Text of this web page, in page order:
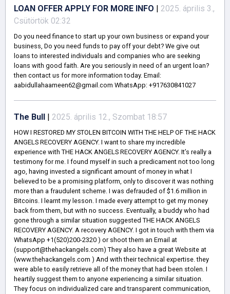
LOAN OFFER APPLY FOR MORE INFO | 2025. április 3.,
Csütörtök 02:32
Do you need finance to start up your own business or expand your
business, Do you need funds to pay off your debt? We give out
loans to interested individuals and companies who are seeking
loans with good faith. Are you seriously in need of an urgent loan?
then contact us for more information today. Email:
aabidullahaameen62@gmail.com WhatsApp: +917630841027
The Bull | 2025. április 12., Szombat 18:57
HOW I RESTORED MY STOLEN BITCOIN WITH THE HELP OF THE HACK
ANGELS RECOVERY AGENCY. I want to share my incredible
experience with THE HACK ANGELS RECOVERY AGENCY. It’s really a
testimony for me. I found myself in such a predicament not too long
ago, having invested a significant amount of money in what I
believed to be a promising platform, only to discover it was nothing
more than a fraudulent scheme. I was defrauded of $1.6 million in
Bitcoins. I learnt my lesson. I made every attempt to get my money
back from them, but with no success. Eventually, a buddy who had
gone through a similar situation suggested THE HACK ANGELS
RECOVERY AGENCY. A recovery AGENCY. I got in touch with them via
WhatsApp +1(520)200-2320 ) or shoot them an Email at
(support@thehackangels.com) They also have a great Website at
(www.thehackangels.com ) And with their technical expertise. they
were able to easily retrieve all of the money that had been stolen. I
heartily suggest them to anyone experiencing a similar situation.
They focus on individualized care and transparent communication,